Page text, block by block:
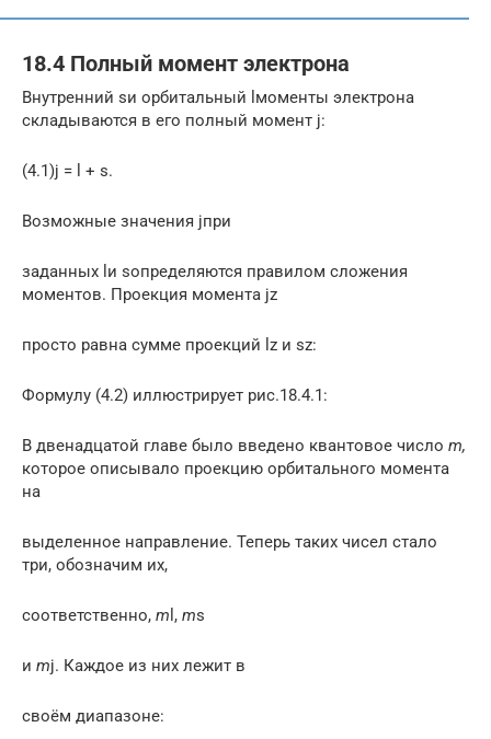
18.4 Полный момент электрона
Внутренний sи орбитальный lмоменты электрона
складываются в его полный момент j:
(4.1)j = l + s.
Возможные значения jпри
заданных lи sопределяются правилом сложения
моментов. Проекция момента jz
просто равна сумме проекций lz и sz:
Формулу (4.2) иллюстрирует рис.18.4.1:
В двенадцатой главе было введено квантовое число m,
которое описывало проекцию орбитального момента
на
выделенное направление. Теперь таких чисел стало
три, обозначим их,
соответственно, m l, ms
и mj. Каждое из них лежит в
своём диапазоне: